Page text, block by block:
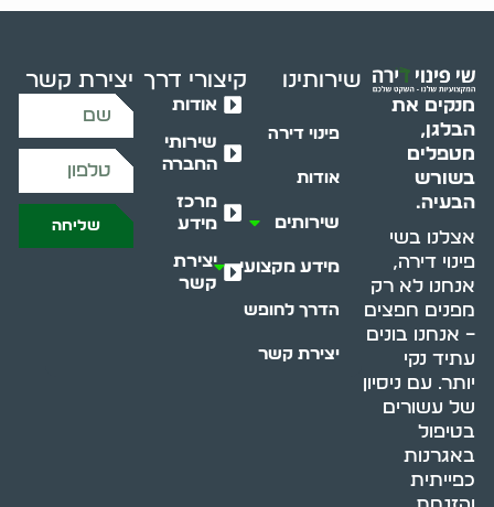
מנקים את
הבלגן,
מטפלים
בשורש
הבעיה.
אצלנו בשי
פינוי דירה,
אנחנו לא רק
מפנים חפצים
– אנחנו בונים
עתיד נקי
יותר. עם ניסיון
של עשורים
בטיפול
באגרנות
כפייתית
שירותינו
פינוי דירה
אודות
שירותים
מידע מקצועי
הדרך לחופש
יצירת קשר
קיצורי דרך
אודות
שירותי
החברה
מרכז
מידע
יצירת
קשר
יצירת קשר
שליחה